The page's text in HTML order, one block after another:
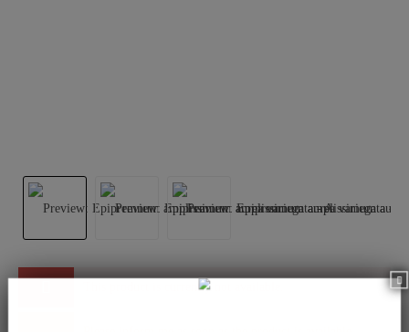
This product is currently not available.